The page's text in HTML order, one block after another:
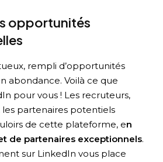
opportunités
rempli d’opportunités
abondance. Voilà ce que
pour vous ! Les recruteurs,
partenaires potentiels
de cette plateforme, en
de partenaires exceptionnels.
sur LinkedIn vous place